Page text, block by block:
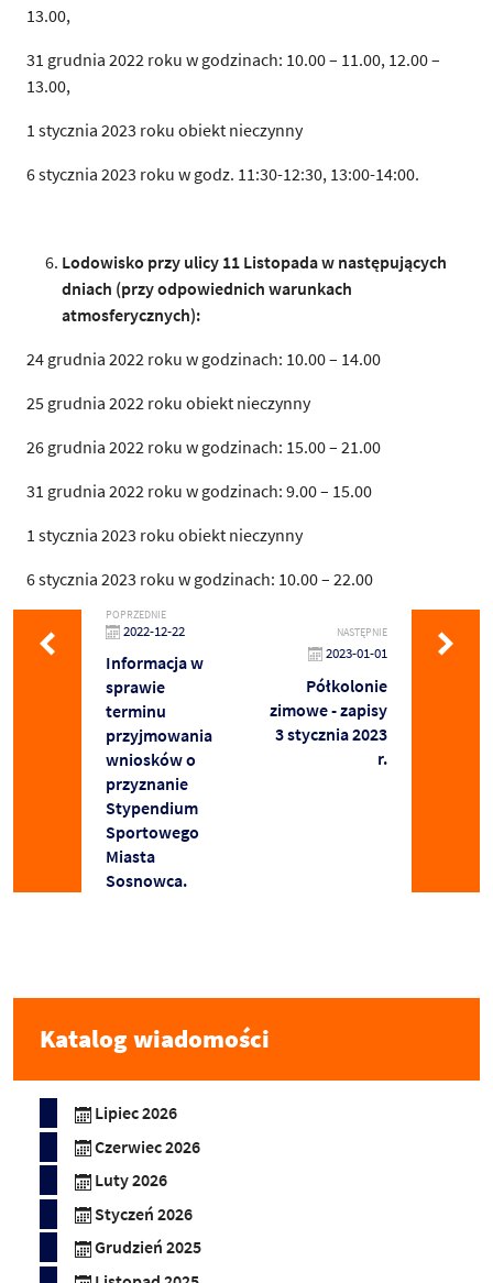
13.00,
31 grudnia 2022 roku w godzinach: 10.00 – 11.00, 12.00 –
13.00,
1 stycznia 2023 roku obiekt nieczynny
6 stycznia 2023 roku w godz. 11:30-12:30, 13:00-14:00.
Lodowisko przy ulicy 11 Listopada w następujących
dniach (przy odpowiednich warunkach
atmosferycznych):
24 grudnia 2022 roku w godzinach: 10.00 – 14.00
25 grudnia 2022 roku obiekt nieczynny
26 grudnia 2022 roku w godzinach: 15.00 – 21.00
31 grudnia 2022 roku w godzinach: 9.00 – 15.00
1 stycznia 2023 roku obiekt nieczynny
6 stycznia 2023 roku w godzinach: 10.00 – 22.00
POPRZEDNIE
2022-12-22
Informacja w
sprawie
terminu
przyjmowania
wniosków o
przyznanie
Stypendium
Sportowego
Miasta
Sosnowca.
NASTĘPNIE
2023-01-01
Półkolonie
zimowe - zapisy
3 stycznia 2023
r.
Katalog wiadomości
Lipiec 2026
Czerwiec 2026
Luty 2026
Styczeń 2026
Grudzień 2025